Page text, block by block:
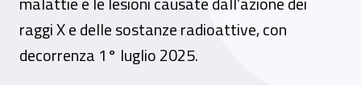
raggi X e delle sostanze radioattive, con
decorrenza 1° luglio 2025.